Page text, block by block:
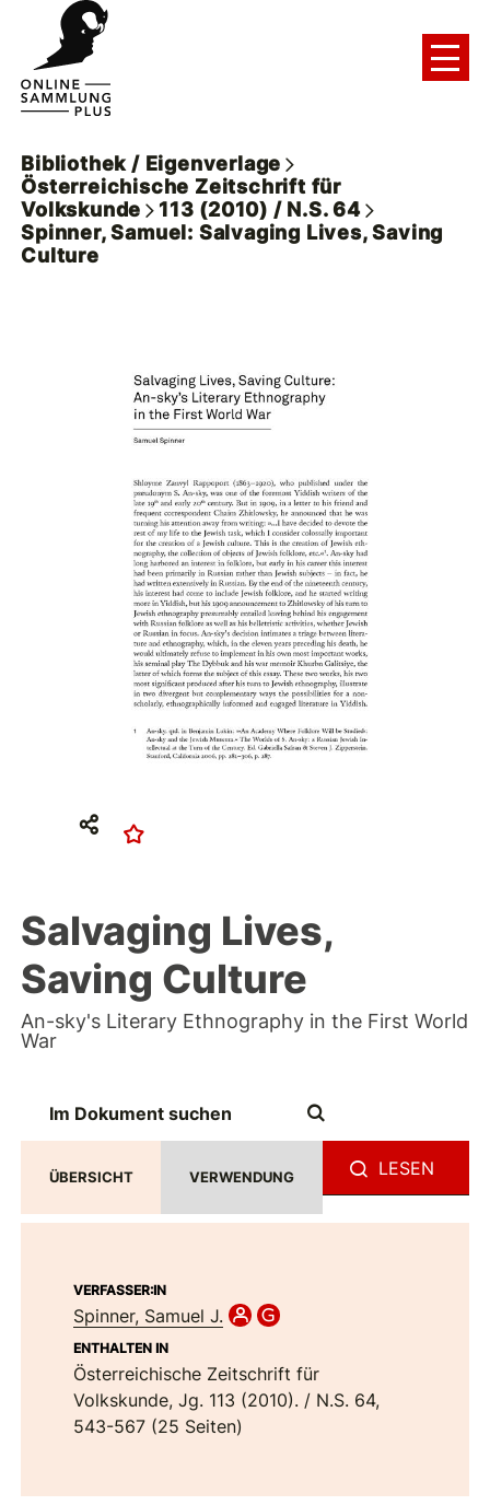
Bibliothek / Eigenverlage
Österreichische Zeitschrift für
Volkskunde
113 (2010) / N.S. 64
Spinner, Samuel: Salvaging Lives, Saving
Culture
Salvaging Lives,
Saving Culture
An-sky's Literary Ethnography in the First World
War
ÜBERSICHT VERWENDUNG LESEN
VERFASSER:IN
ENTHALTEN IN
Österreichische Zeitschrift für
Volkskunde, Jg. 113 (2010). / N.S. 64,
543-567 (25 Seiten)